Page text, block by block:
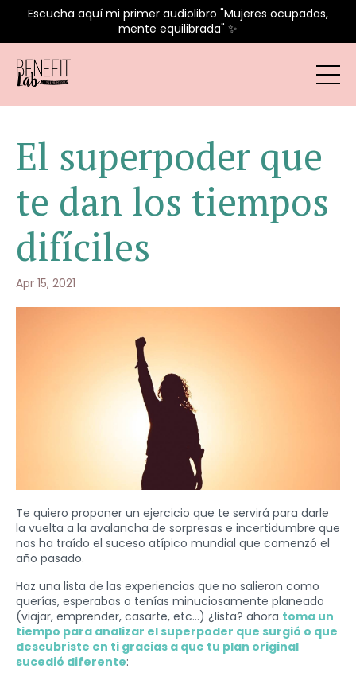
Escucha aquí mi primer audiolibro "Mujeres ocupadas,
mente equilibrada" ✨
El superpoder que
te dan los tiempos
difíciles
Apr 15, 2021
Te quiero proponer un ejercicio que te servirá para darle
la vuelta a la avalancha de sorpresas e incertidumbre que
nos ha traído el suceso atípico mundial que comenzó el
año pasado.
Haz una lista de las experiencias que no salieron como
querías, esperabas o tenías minuciosamente planeado
(viajar, emprender, casarte, etc...) ¿lista? ahora toma un
tiempo para analizar el superpoder que surgió o que
descubriste en ti gracias a que tu plan original
sucedió diferente: